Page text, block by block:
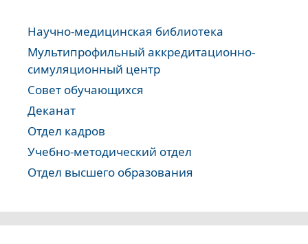
Научно-медицинская библиотека
Мультипрофильный аккредитационно-
симуляционный центр
Совет обучающихся
Деканат
Отдел кадров
Учебно-методический отдел
Отдел высшего образования